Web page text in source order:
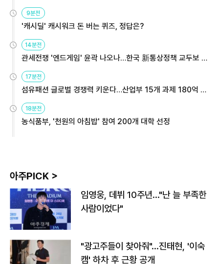
9분전
'캐시딜' 캐시워크 돈 버는 퀴즈, 정답은?
14분전
관세전쟁 '엔드게임' 윤곽 나오나…한국 新통상정책 교두보 활
용해야
17분전
섬유패션 글로벌 경쟁력 키운다…산업부 15개 과제 180억 지
원
18분전
농식품부, '천원의 아침밥' 참여 200개 대학 선정
아주PICK >
임영웅, 데뷔 10주년…"난 늘 부족한
사람이었다"
"광고주들이 찾아줘"…진태현, '이숙
캠' 하차 후 근황 공개